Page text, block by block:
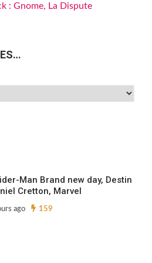
: Gnome, La Dispute
Man Brand new day, Destin
Cretton, Marvel
ago 159